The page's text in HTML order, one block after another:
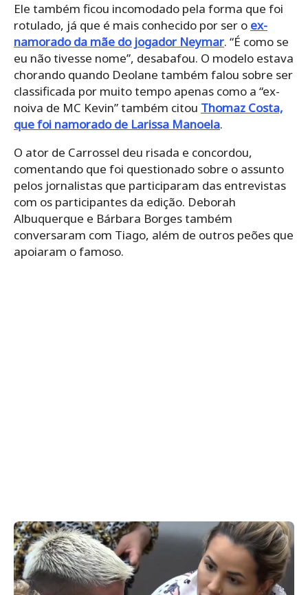
Ele também ficou incomodado pela forma que foi
rotulado, já que é mais conhecido por ser o ex-
namorado da mãe do jogador Neymar. “É como se
eu não tivesse nome”, desabafou. O modelo estava
chorando quando Deolane também falou sobre ser
classificada por muito tempo apenas como a “ex-
noiva de MC Kevin” também citou Thomaz Costa,
que foi namorado de Larissa Manoela.
O ator de Carrossel deu risada e concordou,
comentando que foi questionado sobre o assunto
pelos jornalistas que participaram das entrevistas
com os participantes da edição. Deborah
Albuquerque e Bárbara Borges também
conversaram com Tiago, além de outros peões que
apoiaram o famoso.